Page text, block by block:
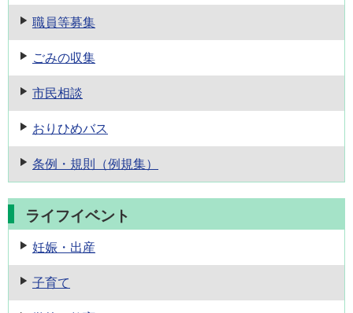
職員等募集
ごみの収集
市民相談
おりひめバス
条例・規則 （例規集）
ライフイベント
妊娠・出産
子育て